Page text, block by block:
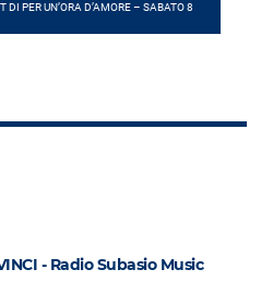
DI PER UN’ORA D’AMORE – SABATO 8
- Radio Subasio Music